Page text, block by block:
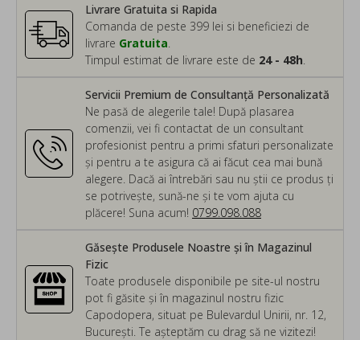
Servicii Premium de Consultanță Personalizată
Ne pasă de alegerile tale! După plasarea
comenzii, vei fi contactat de un consultant
profesionist pentru a primi sfaturi personalizate
și pentru a te asigura că ai făcut cea mai bună
alegere. Dacă ai întrebări sau nu știi ce produs ți
se potrivește, sună-ne și te vom ajuta cu
plăcere! Suna acum! 0799.098.088
Livrare Gratuita si Rapida
Comanda de peste 399 lei si beneficiezi de
livrare Gratuita
Timpul estimat de livrare este de 24 - 48h
Găsește Produsele Noastre și în Magazinul
Fizic
Toate produsele disponibile pe site-ul nostru
pot fi găsite și în magazinul nostru fizic
Capodopera, situat pe Bulevardul Unirii, nr. 12,
București. Te așteptăm cu drag să ne vizitezi!